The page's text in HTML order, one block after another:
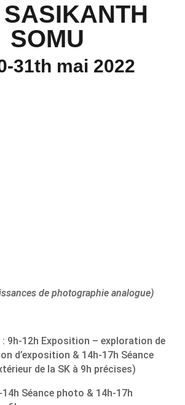
SASIKANTH
SOMU
31th mai 2022
de photographie analogue)
: 9h-12h Exposition – exploration de
d’exposition & 14h-17h Séance
de la SK à 9h précises)
Séance photo & 14h-17h